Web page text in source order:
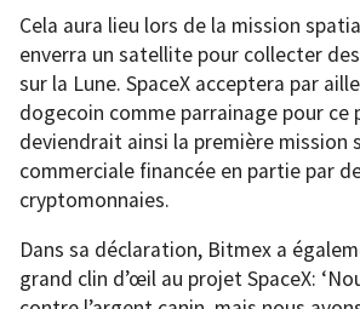
Cela aura lieu lors de la mission
enverra un satellite pour collecter
sur la Lune. SpaceX acceptera par
dogecoin comme parrainage pour ce
deviendrait ainsi la première mission
commerciale financée en partie par
cryptomonnaies.
Dans sa déclaration, Bitmex a
grand clin d’œil au projet SpaceX: